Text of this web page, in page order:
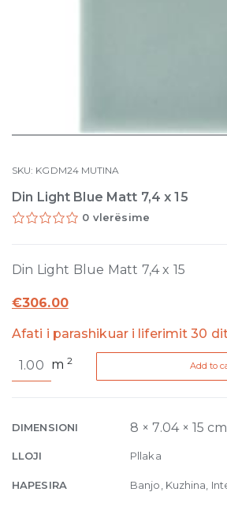
SKU: KGDM24 MUTINA
Din Light Blue Matt 7,4 x 15
0 vlerësime
Din Light Blue Matt 7,4 x 15
€306.00
Afati i parashikuar i liferimit 30
Light
7,4
15
quantity
m2 Add to
DIMENSIONI 8 × 7.04 × 15 cm
LLOJI Pllaka
HAPESIRA Banjo, Kuzhina,